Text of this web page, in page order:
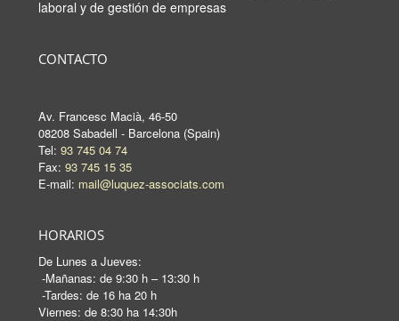
laboral y de gestión de empresas
CONTACTO
Av. Francesc Macià, 46-50
08208 Sabadell - Barcelona (Spain)
Tel: 93 745 04 74
Fax: 93 745 15 35
E-mail: mail@luquez-associats.com
HORARIOS
De Lunes a Jueves:
-Mañanas: de 9:30 h – 13:30 h
-Tardes: de 16 ha 20 h
Viernes: de 8:30 ha 14:30h